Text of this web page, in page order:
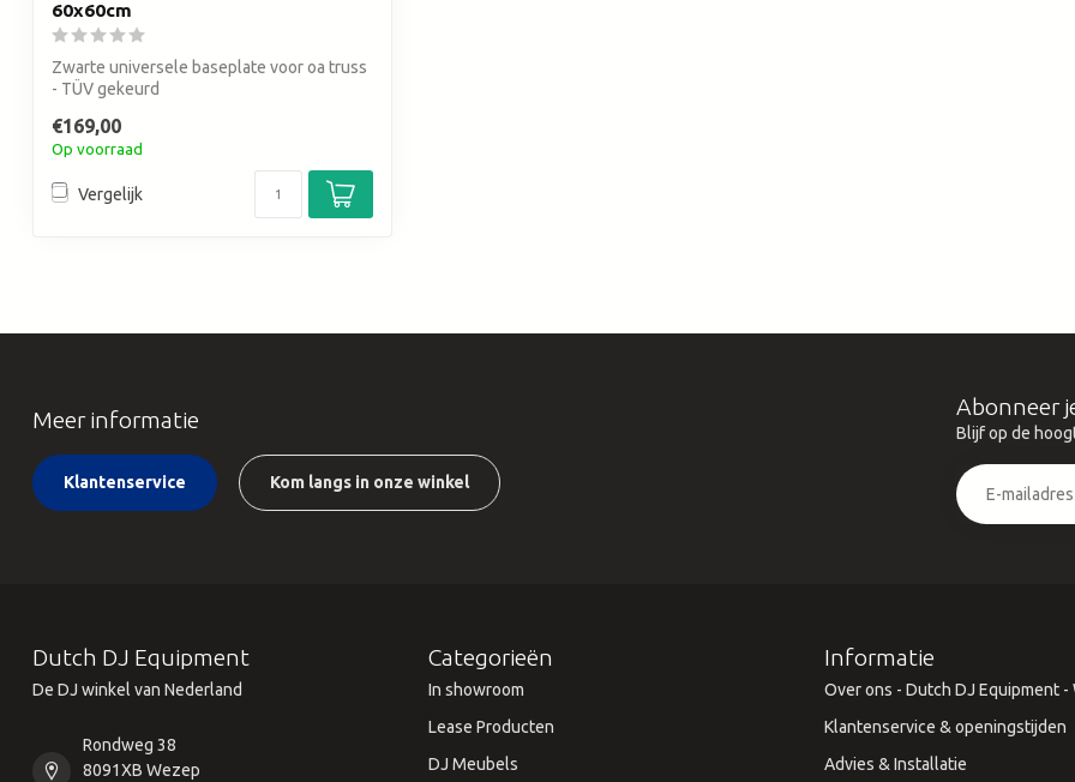
60x60cm
Zwarte universele baseplate voor oa truss
- TÜV gekeurd
€169,00
Op voorraad
Vergelijk
Meer informatie
Klantenservice Kom langs in onze winkel
Abonneer
Blijf op de
Dutch DJ Equipment
De DJ winkel van Nederland
Rondweg 38
8091XB Wezep
Categorieën
In showroom
Lease Producten
DJ Meubels
Informatie
Over ons - Dutch DJ Equipment -
Klantenservice & openingstijden
Advies & Installatie